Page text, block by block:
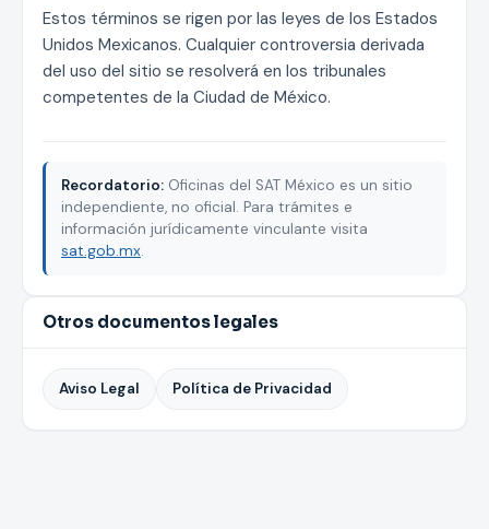
Estos términos se rigen por las leyes de los Estados
Unidos Mexicanos. Cualquier controversia derivada
del uso del sitio se resolverá en los tribunales
competentes de la Ciudad de México.
Recordatorio: Oficinas del SAT México es un sitio
independiente, no oficial. Para trámites e
información jurídicamente vinculante visita
sat.gob.mx.
Otros documentos legales
Aviso Legal Política de Privacidad